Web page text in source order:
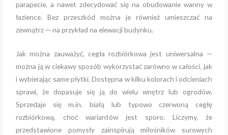
parapecie, a nawet zdecydować się na obudowanie wanny w
łazience. Bez przeszkód można je również umieszczać na
zewnątrz — na przykład na elewacji budynku.
Jak można zauważyć, cegła rozbiórkowa jest uniwersalna —
można ją w ciekawy sposób wykorzystać zarówno w całości, jak
i wybierając same płytki. Dostępna w kilku kolorach i odcieniach
sprawi, że dopasuje się ją do wielu wnętrz lub ogrodów.
Sprzedaje się m.in. białą lub typowo czerwoną cegłę
rozbiórkową, choć wariantów jest sporo. Liczymy, że
przedstawione pomysły zainspirują miłośników surowych